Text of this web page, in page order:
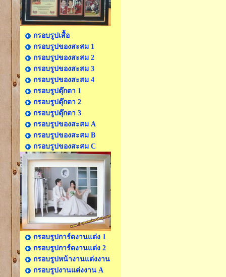
กรอบรูปเสื้อ
กรอบรูปของสะสม 1
กรอบรูปของสะสม 2
กรอบรูปของสะสม 3
กรอบรูปของสะสม 4
กรอบรูปตุ๊กตา 1
กรอบรูปตุ๊กตา 2
กรอบรูปตุ๊กตา 3
กรอบรูปของสะสม A
กรอบรูปของสะสม B
กรอบรูปของสะสม C
กรอบรูปการ์ดงานแต่ง 1
กรอบรูปการ์ดงานแต่ง 2
กรอบรูปหน้างานแต่งงาน
กรอบรูปงานแต่งงาน A